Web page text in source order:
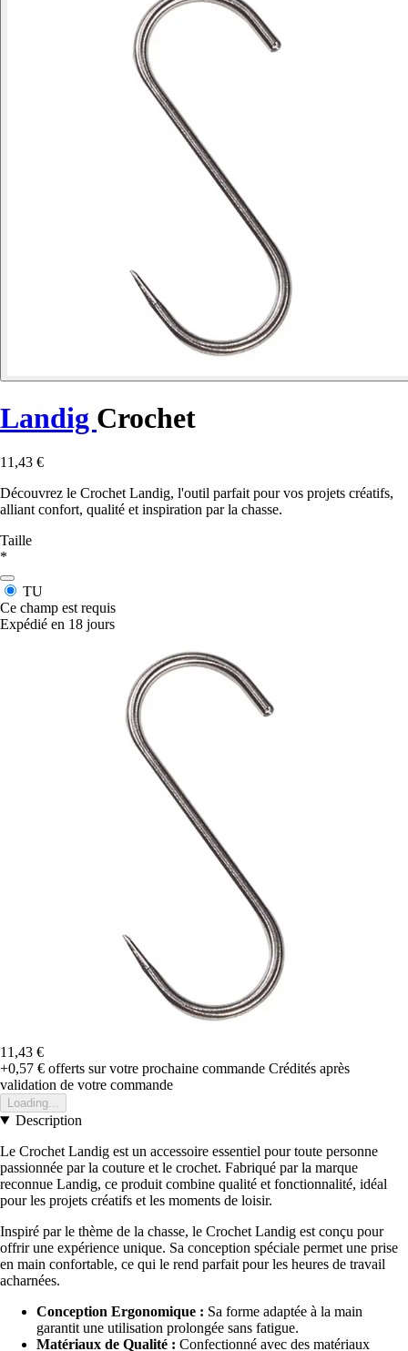
Landig Crochet
11,43 €
Découvrez le Crochet Landig, l'outil parfait pour vos projets créatifs,
alliant confort, qualité et inspiration par la chasse.
Taille
*
TU
Ce champ est requis
Expédié en 18 jours
11,43 €
+0,57 € offerts sur votre prochaine commande Crédités après
validation de votre commande
Loading...
Description
Le Crochet Landig est un accessoire essentiel pour toute personne
passionnée par la couture et le crochet. Fabriqué par la marque
reconnue Landig, ce produit combine qualité et fonctionnalité, idéal
pour les projets créatifs et les moments de loisir.
Inspiré par le thème de la chasse, le Crochet Landig est conçu pour
offrir une expérience unique. Sa conception spéciale permet une prise
en main confortable, ce qui le rend parfait pour les heures de travail
acharnées.
Conception Ergonomique : Sa forme adaptée à la main
garantit une utilisation prolongée sans fatigue.
Matériaux de Qualité : Confectionné avec des matériaux